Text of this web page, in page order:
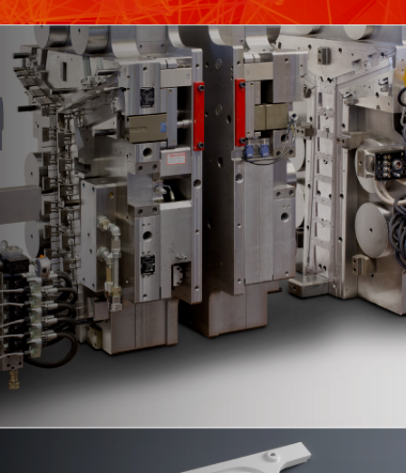
WERKZEUGE
MEHR
Automobil
Elektro / Elektronik
Verpackungen
Medizin / Pharma